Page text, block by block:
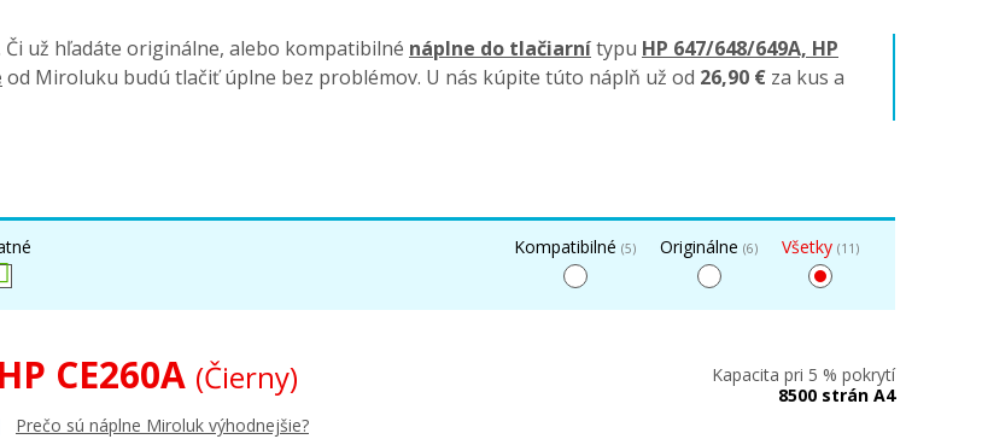
už hľadáte originálne, alebo kompatibilné náplne do tlačiarnítypu HP 647/648/649A, HP
od Miroluku budú tlačiť úplne bez problémov. U nás kúpite túto náplň už od 26,90 € za kus a
Kompatibilné (5) Originálne (6) Všetky (11)
CE260A (Čierny)
Prečo sú náplne Miroluk výhodnejšie?
Kapacita pri 5 % pokrytí
8500 strán A4